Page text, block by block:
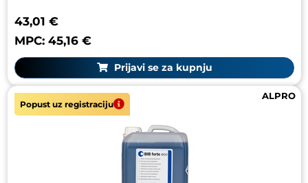
43,01 €
MPC: 45,16 €
Prijavi se za kupnju
Popust uz registraciju
ALPRO